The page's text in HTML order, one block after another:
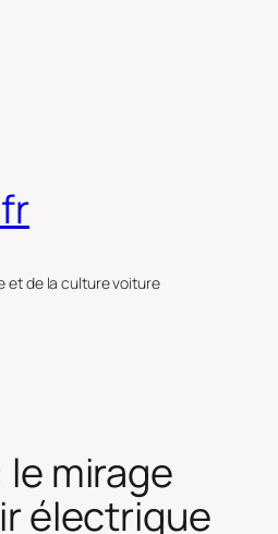
et de la culture voiture
le mirage
électrique